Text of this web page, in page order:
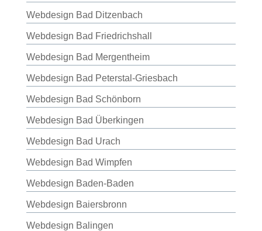
Webdesign Bad Ditzenbach
Webdesign Bad Friedrichshall
Webdesign Bad Mergentheim
Webdesign Bad Peterstal-Griesbach
Webdesign Bad Schönborn
Webdesign Bad Überkingen
Webdesign Bad Urach
Webdesign Bad Wimpfen
Webdesign Baden-Baden
Webdesign Baiersbronn
Webdesign Balingen